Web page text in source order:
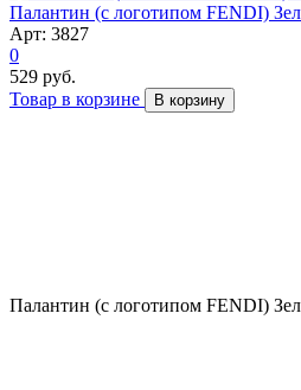
Палантин (с логотипом FENDI)
Арт: 3827
0
529 руб.
Товар в корзине
В корзину
Палантин (с логотипом FENDI)